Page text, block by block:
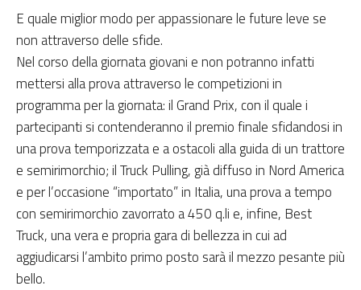
E quale miglior modo per appassionare le future leve se
non attraverso delle sfide.
Nel corso della giornata giovani e non potranno infatti
mettersi alla prova attraverso le competizioni in
programma per la giornata: il Grand Prix, con il quale i
partecipanti si contenderanno il premio finale sfidandosi in
una prova temporizzata e a ostacoli alla guida di un trattore
e semirimorchio; il Truck Pulling, già diffuso in Nord America
e per l’occasione “importato” in Italia, una prova a tempo
con semirimorchio zavorrato a 450 q.li e, infine, Best
Truck, una vera e propria gara di bellezza in cui ad
aggiudicarsi l’ambito primo posto sarà il mezzo pesante più
bello.